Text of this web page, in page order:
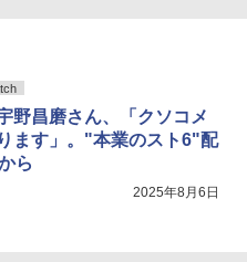
野昌磨さん、「クソコメ
ます」。"本業のスト6"配
ら
2025年8月6日